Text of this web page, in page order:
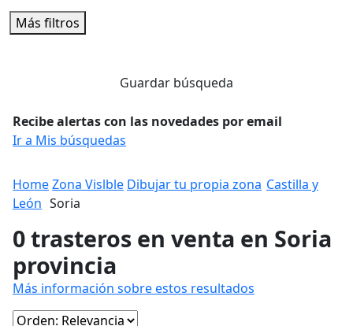
Más filtros
Guardar búsqueda
Recibe alertas con las novedades por email
Ir a Mis búsquedas
HomeZona Vislble Dibujar tu propia zona Castilla y
León Soria
0 trasteros en venta en Soria
provincia
Más información sobre estos resultados